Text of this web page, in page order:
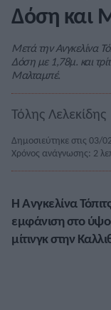
Δόση και
Μετά την Ανγκελίνα
Δόση με 1,78μ. και
Μαλταμπέ.
Τόλης Λελεκίδης
Δημοσιεύτηκε στις 03/
Χρόνος ανάγνωσης: 2
Η Ανγκελίνα
εμφάνιση στο
μίτινγκ στην